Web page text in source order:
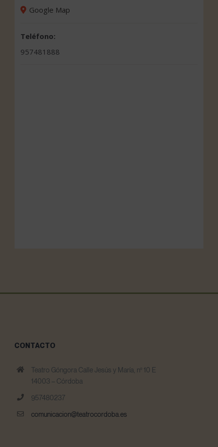
Google Map
Teléfono:
957481888
CONTACTO
Teatro Góngora Calle Jesús y María, nº 10 E
14003 – Córdoba
957480237
comunicacion@teatrocordoba.es